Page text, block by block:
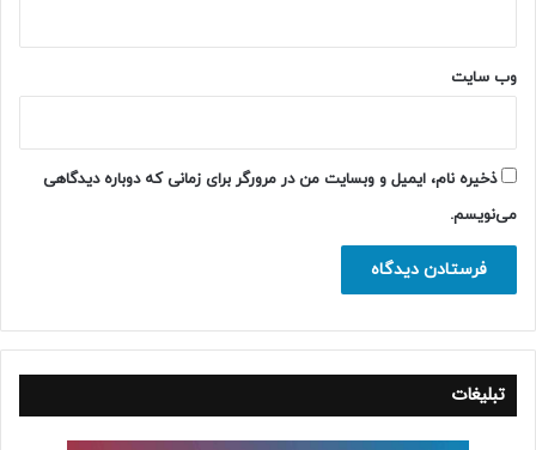
وب‌ سایت
ذخیره نام، ایمیل و وبسایت من در مرورگر برای زمانی که دوباره دیدگاهی
می‌نویسم.
تبلیغات